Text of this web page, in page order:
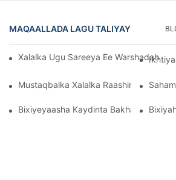
MAQAALLADA LAGU TALIYAY
Xalalka Ugu Sareeya Ee Warshadaha
Mustaqbalka Xalalka Raashinka
Bixiyeyaasha Kaydinta Bakhaarka: